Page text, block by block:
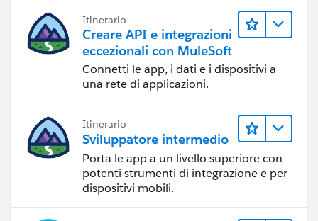
Itinerario
Creare API e integrazioni
eccezionali con MuleSoft
Connetti le app, i dati e i dispositivi a
una rete di applicazioni.
Itinerario
Sviluppatore intermedio
Porta le app a un livello superiore con
potenti strumenti di integrazione e per
dispositivi mobili.